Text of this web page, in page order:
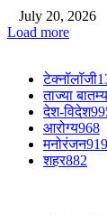
July 20, 2026
Load more
टेक्नॉलॉजी
ताज्या
देश-विदेश
आरोग्य968
मनोरंजन919
शहर882